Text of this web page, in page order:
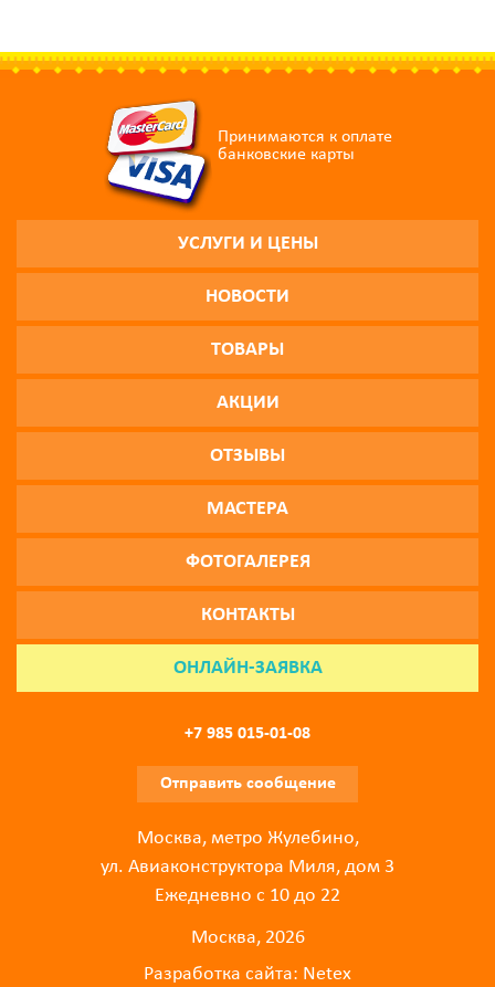
Принимаются к оплате
банковские карты
УСЛУГИ И ЦЕНЫ
НОВОСТИ
ТОВАРЫ
АКЦИИ
ОТЗЫВЫ
МАСТЕРА
ФОТОГАЛЕРЕЯ
КОНТАКТЫ
ОНЛАЙН-ЗАЯВКА
+7 985 015-01-08
Отправить сообщение
Москва, метро Жулебино,
ул. Авиаконструктора Миля, дом 3
Ежедневно с 10 до 22
Москва, 2026
Разработка сайта: Netex